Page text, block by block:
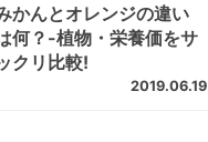
かんとオレンジの違い
何？-植物・栄養価をサ
クリ比較!
2019.06.19